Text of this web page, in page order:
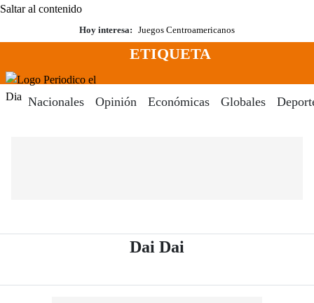
Saltar al contenido
Hoy interesa: Juegos Centroamericanos
Menú
ETIQUETA
Nacionales Opinión Económicas Globales
Dai Dai